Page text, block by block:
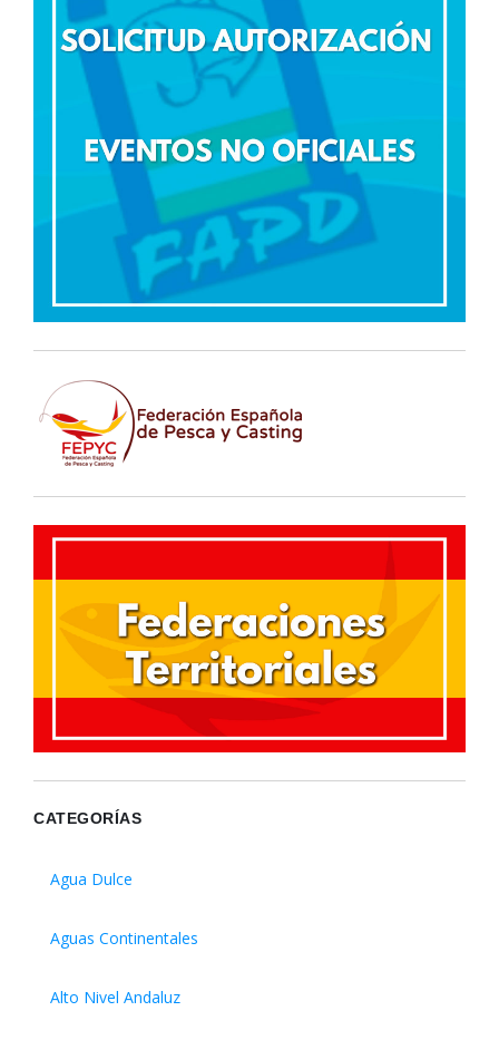
CATEGORÍAS
Agua Dulce
Aguas Continentales
Alto Nivel Andaluz